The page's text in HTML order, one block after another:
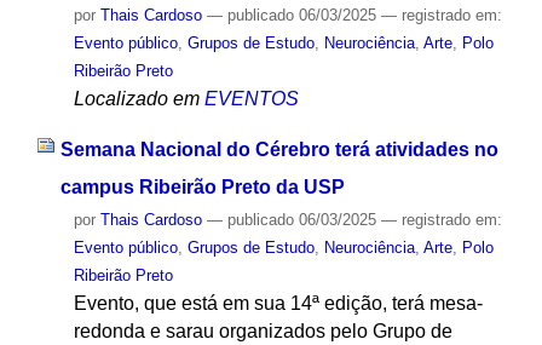
por Thais Cardoso — publicado06/03/2025 — registrado em:
Evento público, Grupos de Estudo, Neurociência, Arte, Polo
Ribeirão Preto
Localizado em EVENTOS
Semana Nacional do Cérebro terá atividades no
campus Ribeirão Preto da USP
por Thais Cardoso — publicado06/03/2025 — registrado em:
Evento público, Grupos de Estudo, Neurociência, Arte, Polo
Ribeirão Preto
Evento, que está em sua 14ª edição, terá mesa-
redonda e sarau organizados pelo Grupo de